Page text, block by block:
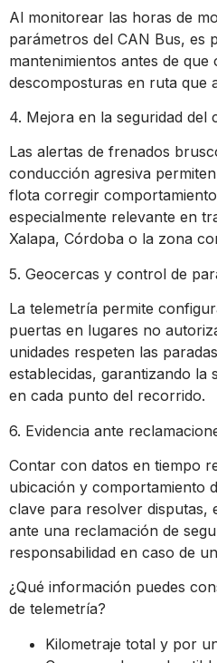
Al monitorear las horas de
parámetros del CAN Bus, es
mantenimientos antes de
descomposturas en ruta que
4. Mejora en la seguridad del
Las alertas de frenados
conducción agresiva
flota corregir
especialmente relevante en
Xalapa, Córdoba o la zona
5. Geocercas y control de
La telemetría permite
puertas en lugares no
unidades respeten las
establecidas, garantizando la
en cada punto del recorrido.
6. Evidencia ante
Contar con datos en tiempo
ubicación y comportamiento
clave para resolver
ante una reclamación de
responsabilidad en caso de
¿Qué información puedes
de telemetría?
Kilometraje total y por